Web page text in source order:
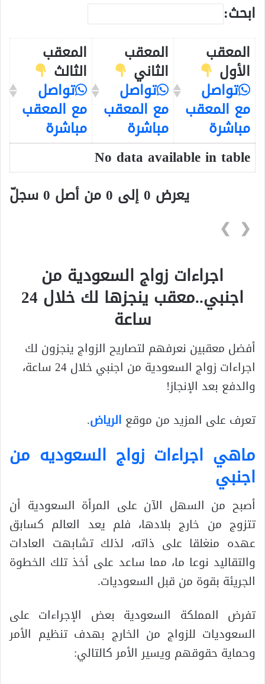
ابحث:
المعقب
الأول
تواصل
مع المعقب
مباشرة
المعقب
الثاني
تواصل
مع المعقب
مباشرة
المعقب
الثالث
تواصل
مع المعقب
مباشرة
No data available in table
يعرض 0 إلى 0 من أصل 0 سجلّ
❮
❯
اجراءات زواج السعودية من
اجنبي..معقب ينجزها لك خلال 24
ساعة
أفضل معقبين نعرفهم لتصاريح الزواج ينجزون لك
اجراءات زواج السعودية من اجنبي خلال 24 ساعة،
والدفع بعد الإنجاز!
تعرف على المزيد من موقع الرياض.
ماهي اجراءات زواج السعوديه من
اجنبي
أصبح من السهل الآن على المرأة السعودية أن
تتزوج من خارج بلادها، فلم يعد العالم كسابق
عهده منغلقا على ذاته، لذلك تشابهت العادات
والتقاليد نوعا ما، مما ساعد على أخذ تلك الخطوة
الجريئة بقوة من قبل السعوديات.
تفرض المملكة السعودية بعض الإجراءات على
السعوديات للزواج من الخارج بهدف تنظيم الأمر
وحماية حقوقهم ويسير الأمر كالتالي: